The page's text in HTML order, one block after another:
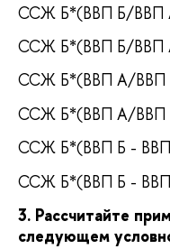
ССЖ Б*(ВВП Б/ВВП
ССЖ Б*(ВВП Б/ВВП
ССЖ Б*(ВВП А/ВВП
ССЖ Б*(ВВП А/ВВП
ССЖ Б*(ВВП Б - ВВП
ССЖ Б*(ВВП Б -
3. Рассчитайте
следующем